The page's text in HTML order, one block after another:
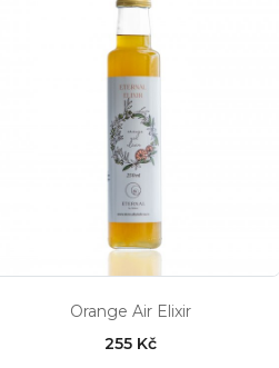
Orange Air Elixir
255 Kč